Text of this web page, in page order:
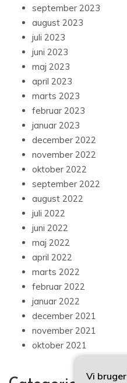
september 2023
august 2023
juli 2023
juni 2023
maj 2023
april 2023
marts 2023
februar 2023
januar 2023
december 2022
november 2022
oktober 2022
september 2022
august 2022
juli 2022
juni 2022
maj 2022
april 2022
marts 2022
februar 2022
januar 2022
december 2021
november 2021
oktober 2021
Vi